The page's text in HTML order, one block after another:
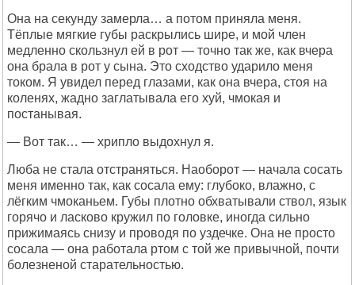
Она на секунду замерла… а потом приняла меня.
Тёплые мягкие губы раскрылись шире, и мой член
медленно скользнул ей в рот — точно так же, как вчера
она брала в рот у сына. Это сходство ударило меня
током. Я увидел перед глазами, как она вчера, стоя на
коленях, жадно заглатывала его хуй, чмокая и
постанывая.
— Вот так… — хрипло выдохнул я.
Люба не стала отстраняться. Наоборот — начала сосать
меня именно так, как сосала ему: глубоко, влажно, с
лёгким чмоканьем. Губы плотно обхватывали ствол, язык
горячо и ласково кружил по головке, иногда сильно
прижимаясь снизу и проводя по уздечке. Она не просто
сосала — она работала ртом с той же привычной, почти
болезненой старательностью.